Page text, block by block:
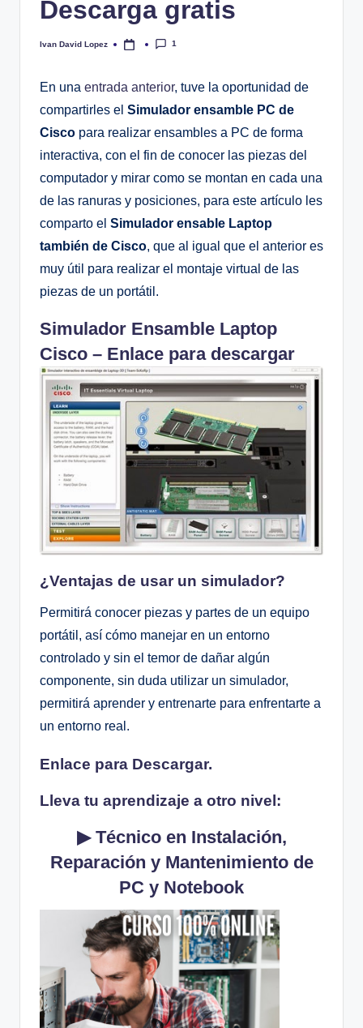
Descarga gratis
Publicado
Ivan David Lopez 1
En una entrada anterior, tuve la oportunidad de
compartirles el Simulador ensamble PC de
Cisco para realizar ensambles a PC de forma
interactiva, con el fin de conocer las piezas del
computador y mirar como se montan en cada una
de las ranuras y posiciones, para este artículo les
comparto el Simulador ensable Laptop
también de Cisco, que al igual que el anterior es
muy útil para realizar el montaje virtual de las
piezas de un portátil.
Simulador Ensamble Laptop
Cisco – Enlace para descargar
¿Ventajas de usar un simulador?
Permitirá conocer piezas y partes de un equipo
portátil, así cómo manejar en un entorno
controlado y sin el temor de dañar algún
componente, sin duda utilizar un simulador,
permitirá aprender y entrenarte para enfrentarte a
un entorno real.
Enlace para Descargar.
Lleva tu aprendizaje a otro nivel:
▶ Técnico en Instalación,
Reparación y Mantenimiento de
PC y Notebook